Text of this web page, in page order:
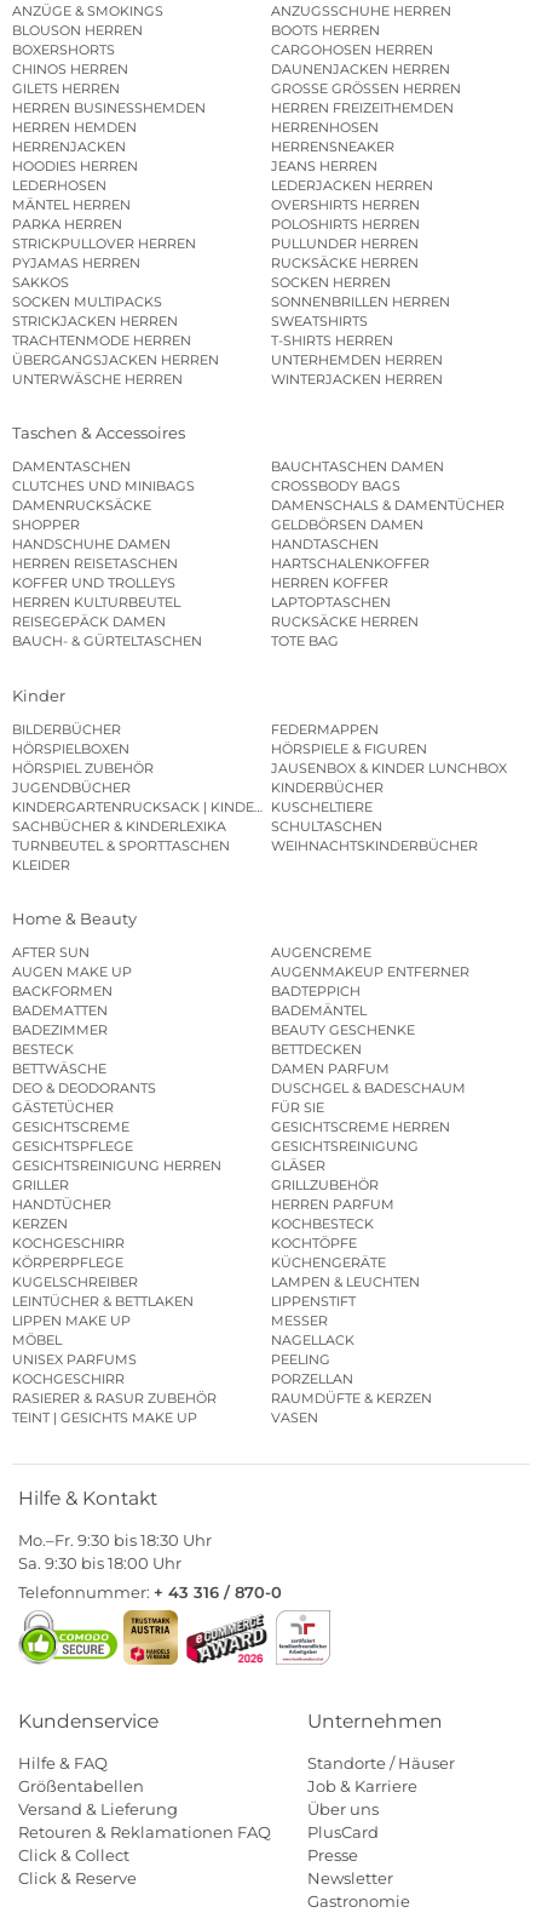
ANZÜGE & SMOKINGS
ANZUGSSCHUHE HERREN
BLOUSON HERREN
BOOTS HERREN
BOXERSHORTS
CARGOHOSEN HERREN
CHINOS HERREN
DAUNENJACKEN HERREN
GILETS HERREN
GROSSE GRÖSSEN HERREN
HERREN BUSINESSHEMDEN
HERREN FREIZEITHEMDEN
HERREN HEMDEN
HERRENHOSEN
HERRENJACKEN
HERRENSNEAKER
HOODIES HERREN
JEANS HERREN
LEDERHOSEN
LEDERJACKEN HERREN
MÄNTEL HERREN
OVERSHIRTS HERREN
PARKA HERREN
POLOSHIRTS HERREN
STRICKPULLOVER HERREN
PULLUNDER HERREN
PYJAMAS HERREN
RUCKSÄCKE HERREN
SAKKOS
SOCKEN HERREN
SOCKEN MULTIPACKS
SONNENBRILLEN HERREN
STRICKJACKEN HERREN
SWEATSHIRTS
TRACHTENMODE HERREN
T-SHIRTS HERREN
ÜBERGANGSJACKEN HERREN
UNTERHEMDEN HERREN
UNTERWÄSCHE HERREN
WINTERJACKEN HERREN
Taschen & Accessoires
DAMENTASCHEN
BAUCHTASCHEN DAMEN
CLUTCHES UND MINIBAGS
CROSSBODY BAGS
DAMENRUCKSÄCKE
DAMENSCHALS & DAMENTÜCHER
SHOPPER
GELDBÖRSEN DAMEN
HANDSCHUHE DAMEN
HANDTASCHEN
HERREN REISETASCHEN
HARTSCHALENKOFFER
KOFFER UND TROLLEYS
HERREN KOFFER
HERREN KULTURBEUTEL
LAPTOPTASCHEN
REISEGEPÄCK DAMEN
RUCKSÄCKE HERREN
BAUCH- & GÜRTELTASCHEN
TOTE BAG
Kinder
BILDERBÜCHER
FEDERMAPPEN
HÖRSPIELBOXEN
HÖRSPIELE & FIGUREN
HÖRSPIEL ZUBEHÖR
JAUSENBOX & KINDER LUNCHBOX
JUGENDBÜCHER
KINDERBÜCHER
KINDERGARTENRUCKSACK | KINDERGARTENBEUTEL
KUSCHELTIERE
SACHBÜCHER & KINDERLEXIKA
SCHULTASCHEN
TURNBEUTEL & SPORTTASCHEN
WEIHNACHTSKINDERBÜCHER
KLEIDER
Home & Beauty
AFTER SUN
AUGENCREME
AUGEN MAKE UP
AUGENMAKEUP ENTFERNER
BACKFORMEN
BADTEPPICH
BADEMATTEN
BADEMÄNTEL
BADEZIMMER
BEAUTY GESCHENKE
BESTECK
BETTDECKEN
BETTWÄSCHE
DAMEN PARFUM
DEO & DEODORANTS
DUSCHGEL & BADESCHAUM
GÄSTETÜCHER
FÜR SIE
GESICHTSCREME
GESICHTSCREME HERREN
GESICHTSPFLEGE
GESICHTSREINIGUNG
GESICHTSREINIGUNG HERREN
GLÄSER
GRILLER
GRILLZUBEHÖR
HANDTÜCHER
HERREN PARFUM
KERZEN
KOCHBESTECK
KOCHGESCHIRR
KOCHTÖPFE
KÖRPERPFLEGE
KÜCHENGERÄTE
KUGELSCHREIBER
LAMPEN & LEUCHTEN
LEINTÜCHER & BETTLAKEN
LIPPENSTIFT
LIPPEN MAKE UP
MESSER
MÖBEL
NAGELLACK
UNISEX PARFUMS
PEELING
KOCHGESCHIRR
PORZELLAN
RASIERER & RASUR ZUBEHÖR
RAUMDÜFTE & KERZEN
TEINT | GESICHTS MAKE UP
VASEN
Hilfe & Kontakt
Mo.–Fr. 9:30 bis 18:30 Uhr
Sa. 9:30 bis 18:00 Uhr
Telefonnummer: + 43 316 / 870-0
Kundenservice
Hilfe & FAQ
Größentabellen
Versand & Lieferung
Retouren & Reklamationen FAQ
Click & Collect
Click & Reserve
Unternehmen
Standorte / Häuser
Job & Karriere
Über uns
PlusCard
Presse
Newsletter
Gastronomie